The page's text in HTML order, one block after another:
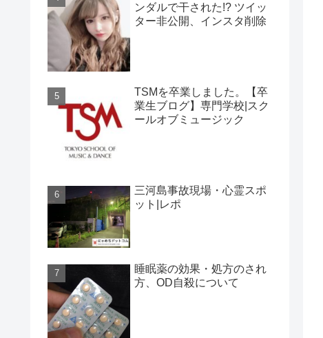
ンダルで干された!? ツイッ
ター非公開、インスタ削除
TSMを卒業しました。【卒
業生ブログ】専門学校|スク
ールオブミュージック
三河島事故現場・心霊スポ
ット|レポ
睡眠薬の効果・処方のされ
方、OD自殺について